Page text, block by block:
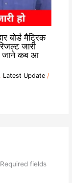
मैट्रिक
जारी
जाने कब आ
, Latest Update/
Required fields